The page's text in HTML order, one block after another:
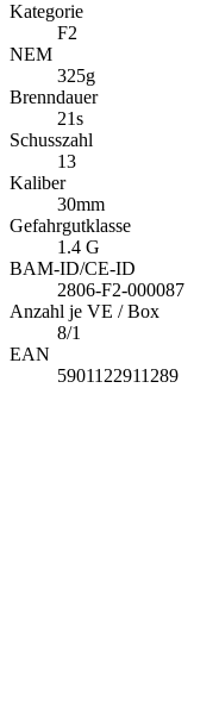
Kategorie
F2
NEM
325g
Brenndauer
21s
Schusszahl
13
Kaliber
30mm
Gefahrgutklasse
1.4 G
BAM-ID/CE-ID
2806-F2-000087
Anzahl je VE / Box
8/1
EAN
5901122911289